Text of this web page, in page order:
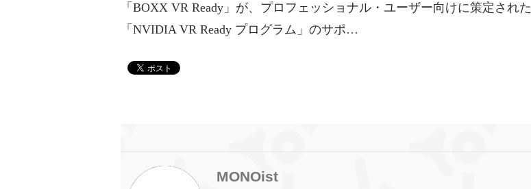
「BOXX VR Ready」が、プロフェッショナル・ユーザー向けに策定された
「NVIDIA VR Ready プログラム」のサポ…
MONOist